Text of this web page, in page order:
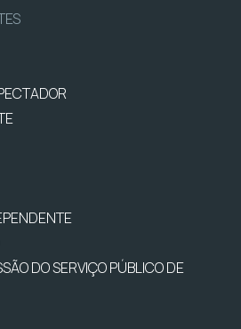
DO SERVIÇO PÚBLICO DE